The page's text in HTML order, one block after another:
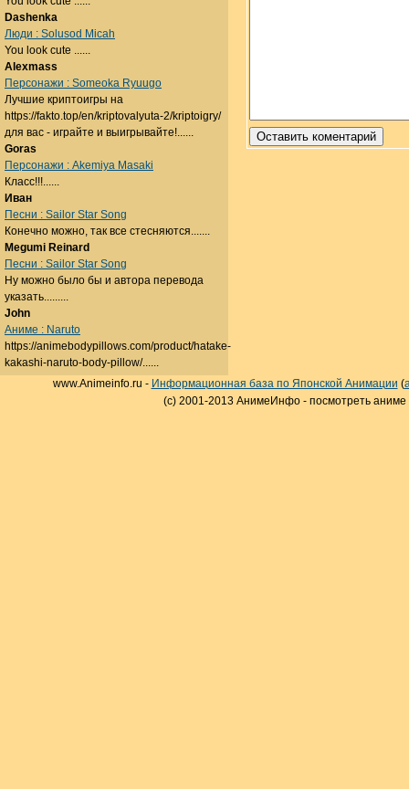
Dashenka
Люди : Solusod Micah
You look cute ......
Alexmass
Персонажи : Someoka Ryuugo
Лучшие криптоигры на
https://fakto.top/en/kriptovalyuta-2/kriptoigry/
для вас - играйте и выигрывайте!......
Goras
Персонажи : Akemiya Masaki
Класс!!!......
Иван
Песни : Sailor Star Song
Конечно можно, так все стесняются.......
Megumi Reinard
Песни : Sailor Star Song
Ну можно было бы и автора перевода
указать.........
John
Аниме : Naruto
https://animebodypillows.com/product/hatake-
kakashi-naruto-body-pillow/......
www.Animeinfo.ru - Информационная база по Японской Анимации (
(c) 2001-2013 АнимеИнфо - посмотреть аниме